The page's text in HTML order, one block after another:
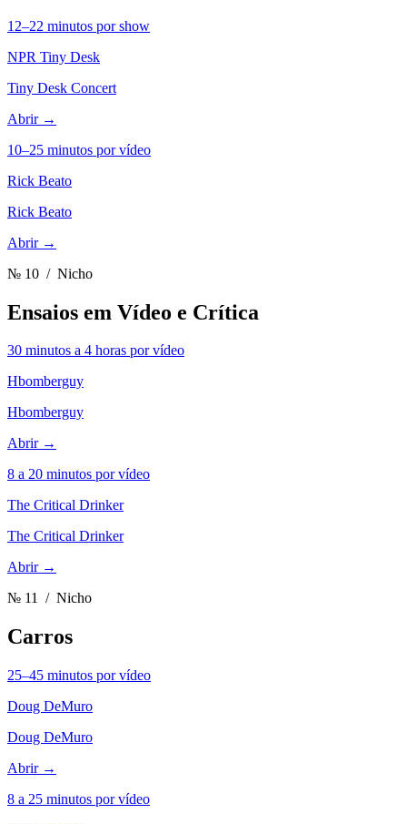
12–22 minutos por show
NPR Tiny Desk
Tiny Desk Concert
Abrir →
10–25 minutos por vídeo
Rick Beato
Rick Beato
Abrir →
№ 10 / Nicho
Ensaios em Vídeo e Crítica
30 minutos a 4 horas por vídeo
Hbomberguy
Hbomberguy
Abrir →
8 a 20 minutos por vídeo
The Critical Drinker
The Critical Drinker
Abrir →
№ 11 / Nicho
Carros
25–45 minutos por vídeo
Doug DeMuro
Doug DeMuro
Abrir →
8 a 25 minutos por vídeo